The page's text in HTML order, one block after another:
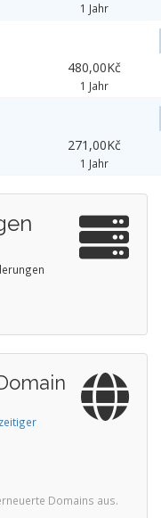
1 Jahr
480,00Kč
1 Jahr
271,00Kč
1 Jahr
Domains aus.